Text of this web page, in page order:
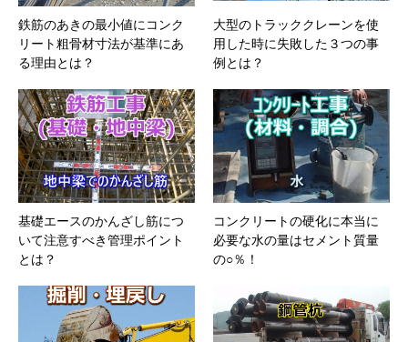
鉄筋のあきの最小値にコンク
リート粗骨材寸法が基準にあ
る理由とは？
大型のトラッククレーンを使
用した時に失敗した３つの事
例とは？
基礎エースのかんざし筋につ
いて注意すべき管理ポイント
とは？
コンクリートの硬化に本当に
必要な水の量はセメント質量
の○％！